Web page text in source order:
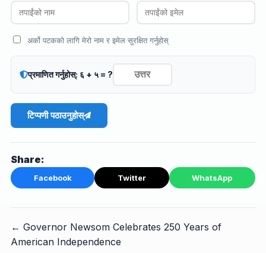
अर्को पटकको लागि मेरो नाम र इमेल सुरक्षित गर्नुहोस्
प्रमाणित गर्नुहोस्: ६ + ५ = ?
टिप्पणी पठाउनुहोस्
Share:
Facebook Twitter WhatsApp
← Governor Newsom Celebrates 250 Years of
American Independence